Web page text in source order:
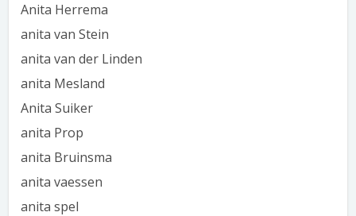
Anita Herrema
anita van Stein
anita van der Linden
anita Mesland
Anita Suiker
anita Prop
anita Bruinsma
anita vaessen
anita spel